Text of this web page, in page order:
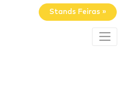
Stands Feiras »